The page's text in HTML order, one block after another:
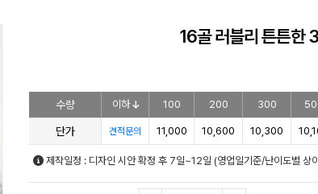
16골 러블리 튼튼한
수량 이하 100 200 300
단가 견적문의 11,000 10,600 10,300
제작일정 : 디자인 시안 확정 후 7일~12일 (영업일기준/난이도별 상